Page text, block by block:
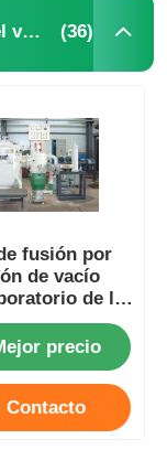
Horno fusorio de la inducción del vacío (36)
fusión por
de vacío
de la
precio
Contacto